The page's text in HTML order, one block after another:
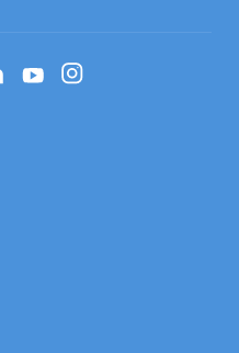
YouTubeInstagram